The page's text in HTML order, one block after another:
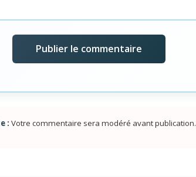
: Votre commentaire sera modéré avant publication.